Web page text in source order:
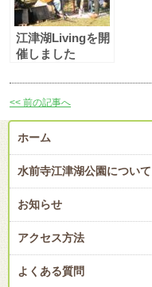
江津湖Livingを開
催しました
<< 前の記事へ
ホーム
水前寺江津湖公園について
お知らせ
アクセス方法
よくある質問